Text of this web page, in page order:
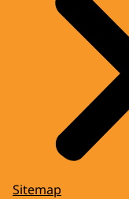
Sitemap